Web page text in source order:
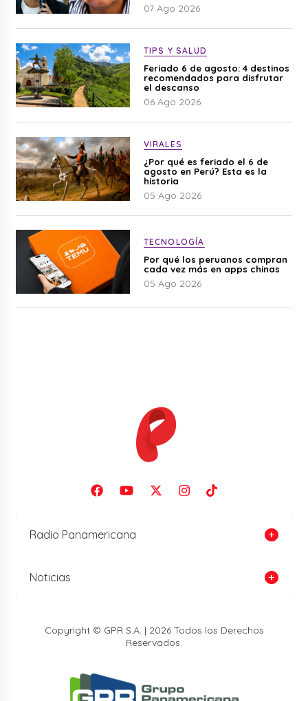
07 Ago 2026
TIPS Y SALUD
Feriado 6 de agosto: 4 destinos
recomendados para disfrutar
el descanso
06 Ago 2026
VIRALES
¿Por qué es feriado el 6 de
agosto en Perú? Esta es la
historia
05 Ago 2026
TECNOLOGÍA
Por qué los peruanos compran
cada vez más en apps chinas
05 Ago 2026
Radio Panamericana
Noticias
Copyright © GPR S.A. | 2026 Todos los Derechos
Reservados.